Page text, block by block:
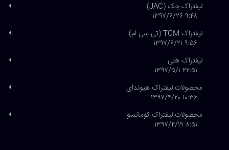
لیفتراک جک (JAC)
۹:۴۸ ۱۳۹۷/۶/۲۶
لیفتراک TCM (تی سی ام)
۹:۵۶ ۱۳۹۷/۶/۲۱
لیفتراک هلی
۲۲:۵۱ ۱۳۹۷/۵/۱
محصولات لیفتراک هیوندای
۱۰:۳۶ ۱۳۹۷/۴/۲۰
محصولات لیفتراک کوماتسو
۸:۵۱ ۱۳۹۷/۴/۱۹